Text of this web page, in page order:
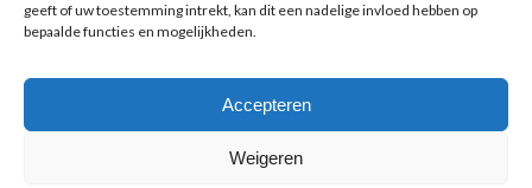
geeft of uw toestemming intrekt, kan dit een nadelige invloed hebben op
bepaalde functies en mogelijkheden.
Accepteren
Weigeren
© Copyright BenFit |